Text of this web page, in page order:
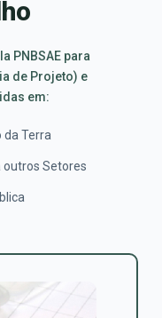
PNBSAE para
de Projeto) e
em:
da Terra
outros Setores